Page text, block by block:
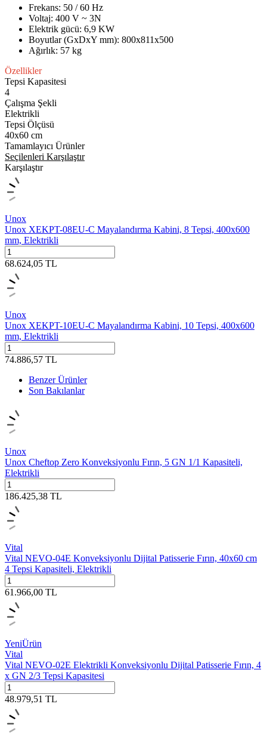
Frekans: 50 / 60 Hz
Voltaj: 400 V ~ 3N
Elektrik gücü: 6,9 KW
Boyutlar (GxDxY mm): 800x811x500
Ağırlık: 57 kg
Özellikler
Tepsi Kapasitesi
4
Çalışma Şekli
Elektrikli
Tepsi Ölçüsü
40x60 cm
Tamamlayıcı Ürünler
Seçilenleri Karşılaştır
Karşılaştır
Unox
Unox XEKPT-08EU-C Mayalandırma Kabini, 8 Tepsi, 400x600
mm, Elektrikli
68.624,05 TL
Unox
Unox XEKPT-10EU-C Mayalandırma Kabini, 10 Tepsi, 400x600
mm, Elektrikli
74.886,57 TL
Benzer Ürünler
Son Bakılanlar
Unox
Unox Cheftop Zero Konveksiyonlu Fırın, 5 GN 1/1 Kapasiteli,
Elektrikli
186.425,38 TL
Vital
Vital NEVO-04E Konveksiyonlu Dijital Patisserie Fırın, 40x60 cm
4 Tepsi Kapasiteli, Elektrikli
61.966,00 TL
YeniÜrün
Vital
Vital NEVO-02E Elektrikli Konveksiyonlu Dijital Patisserie Fırın, 4
x GN 2/3 Tepsi Kapasitesi
48.979,51 TL